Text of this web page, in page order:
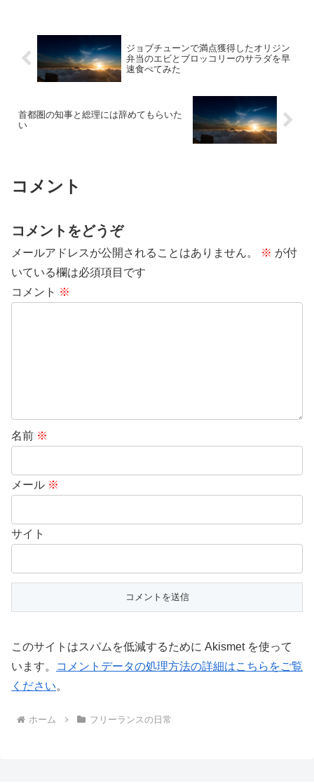
ジョブチューンで満点獲得したオリジン
弁当のエビとブロッコリーのサラダを早
速食べてみた
首都圏の知事と総理には辞めてもらいた
い
コメント
コメントをどうぞ
メールアドレスが公開されることはありません。 ※ が付
いている欄は必須項目です
コメント ※
名前 ※
メール ※
サイト
このサイトはスパムを低減するために Akismet を使って
います。
コメントデータの処理方法の詳細はこちらをご覧
ください。
ホーム フリーランスの日常